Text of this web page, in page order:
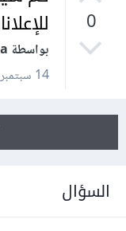
0
بواسطة bma
14 سبتمبر 2017
السؤال